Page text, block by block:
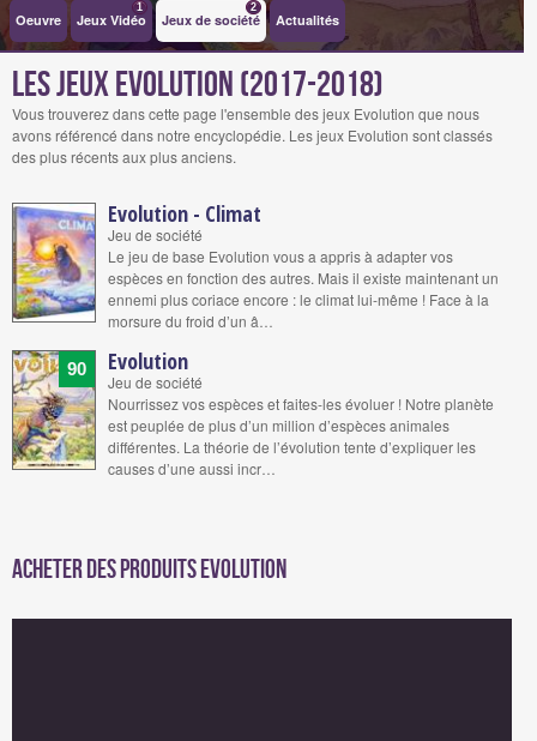
Oeuvre Jeux Vidéo
1
Jeux de société
2
Actualités
Les jeux Evolution (2017-2018)
Vous trouverez dans cette page l'ensemble des jeux Evolution que nous
avons référencé dans notre encyclopédie. Les jeux Evolution sont classés
des plus récents aux plus anciens.
Evolution - Climat
Jeu de société
Le jeu de base Evolution vous a appris à adapter vos
espèces en fonction des autres. Mais il existe maintenant un
ennemi plus coriace encore : le climat lui-même ! Face à la
morsure du froid d’un â…
90 Evolution
Jeu de société
Nourrissez vos espèces et faites-les évoluer ! Notre planète
est peuplée de plus d’un million d’espèces animales
différentes. La théorie de l’évolution tente d’expliquer les
causes d’une aussi incr…
Acheter des produits Evolution